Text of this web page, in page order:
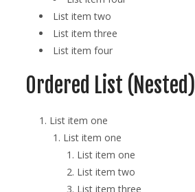
List item two
List item three
List item four
Ordered List (Nested)
List item one
List item one
List item one
List item two
List item three